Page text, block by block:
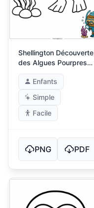
Shellington Découverte
des Algues Pourpres
Rares
Enfants
Simple
Facile
PNG PDF